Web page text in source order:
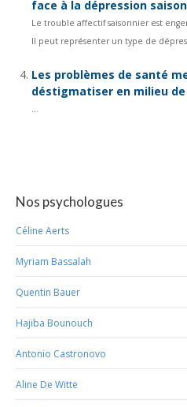
face à la dépression
Le trouble affectif saisonnier est
Il peut représenter un type de
Les problèmes de santé
déstigmatiser en milieu
...
Nos psychologues
Céline Aerts
Myriam Bassalah
Quentin Bauer
Hajiba Bounouch
Antonio Castronovo
Aline De Witte